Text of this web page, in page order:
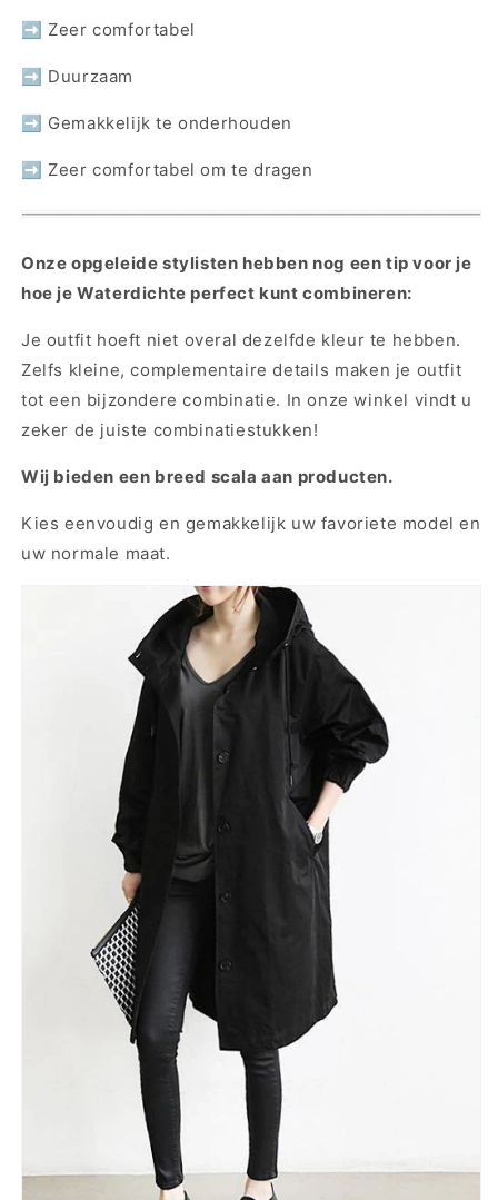
➡ Zeer comfortabel
➡ Duurzaam
➡ Gemakkelijk te onderhouden
➡ Zeer comfortabel om te dragen
Onze opgeleide stylisten hebben nog een tip voor je
hoe je Waterdichte perfect kunt combineren:
Je outfit hoeft niet overal dezelfde kleur te hebben.
Zelfs kleine, complementaire details maken je outfit
tot een bijzondere combinatie. In onze winkel vindt u
zeker de juiste combinatiestukken!
Wij bieden een breed scala aan producten.
Kies eenvoudig en gemakkelijk uw favoriete model en
uw normale maat.